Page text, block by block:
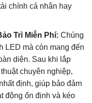
chính cá nhân hay
Trì Miễn Phí: Chúng
LED mà còn mang đến
diện. Sau khi lắp
chuyên nghiệp,
định, giúp bảo đảm
động ổn định và kéo